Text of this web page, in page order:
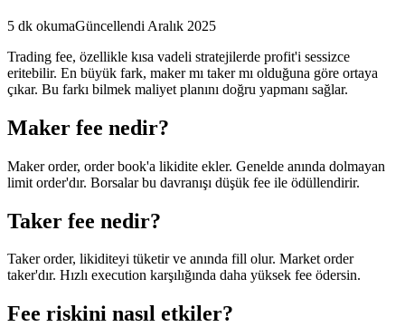
5 dk okumaGüncellendi Aralık 2025
Trading fee, özellikle kısa vadeli stratejilerde profit'i sessizce
eritebilir. En büyük fark, maker mı taker mı olduğuna göre ortaya
çıkar. Bu farkı bilmek maliyet planını doğru yapmanı sağlar.
Maker fee nedir?
Maker order, order book'a likidite ekler. Genelde anında dolmayan
limit order'dır. Borsalar bu davranışı düşük fee ile ödüllendirir.
Taker fee nedir?
Taker order, likiditeyi tüketir ve anında fill olur. Market order
taker'dır. Hızlı execution karşılığında daha yüksek fee ödersin.
Fee riskini nasıl etkiler?